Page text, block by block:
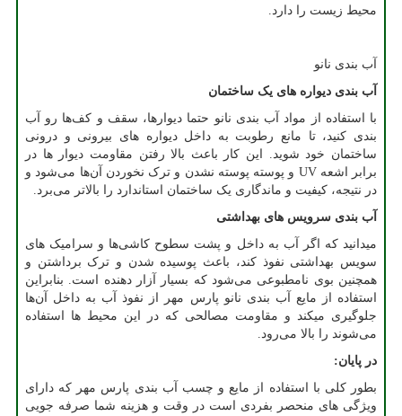
محیط زیست را دارد.
آب بندی نانو
آب بندی دیواره های یک ساختمان
با استفاده از مواد آب بندی نانو حتما دیوار‌ها، سقف و کف‌ها رو آب
بندی کنید، تا مانع رطوبت به داخل دیواره های بیرونی و درونی
ساختمان خود شوید. این کار باعث بالا رفتن مقاومت دیوار ها در
برابر اشعه UV و پوسته پوسته نشدن و ترک نخوردن آن‌ها می‌شود و
در نتیجه، کیفیت و ماندگاری یک ساختمان استاندارد را بالاتر می‌برد.
آب بندی سرویس های بهداشتی
میدانید که اگر آب به داخل و پشت سطوح کاشی‌ها و سرامیک های
سویس بهداشتی نفوذ ‌کند، باعث پوسیده شدن و ترک برداشتن و
همچنین بوی نامطبوعی می‌شود که بسیار آزار دهنده است. بنابراین
استفاده از مایع آب بندی نانو پارس مهر از نفوذ آب به داخل آن‌ها
جلوگیری میکند و مقاومت مصالحی که در این محیط ها استفاده
می‌شوند را بالا می‌رود.
در پایان:
بطور کلی با استفاده از مایع و چسب آب بندی پارس مهر که دارای
ویژگی های منحصر بفردی است در وقت و هزینه شما صرفه جویی